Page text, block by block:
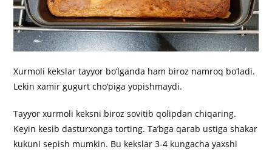
Xurmoli kekslar tayyor bo‘lganda ham biroz namroq bo‘ladi.
Lekin xamir gugurt cho‘piga yopishmaydi.
Tayyor xurmoli keksni biroz sovitib qolipdan chiqaring.
Keyin kesib dasturxonga torting. Ta’bga qarab ustiga shakar
kukuni sepish mumkin. Bu kekslar 3-4 kungacha yaxshi